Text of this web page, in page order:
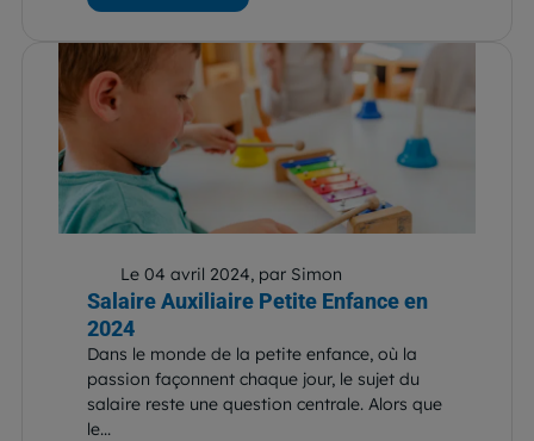
Le 04 avril 2024, par Simon
Salaire Auxiliaire Petite Enfance en
2024
Dans le monde de la petite enfance, où la
passion façonnent chaque jour, le sujet du
salaire reste une question centrale. Alors que
le...